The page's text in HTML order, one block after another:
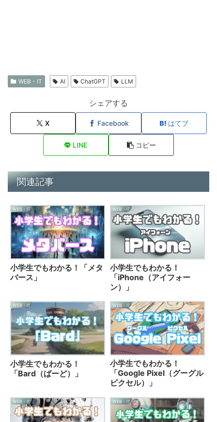
WEB・IT AI ChatGPT LLM
シェアする
X Facebook はてブ
LINE コピー
関連記事
WEB・IT
小学生でもわかる！「メタ
バース」
WEB・IT
小学生でもわかる！
「iPhone（アイフォー
ン）」
WEB・IT
小学生でもわかる！
「Bard（ばーど）」
WEB・IT
小学生でもわかる！
「Google Pixel（グーグル
ピクセル）」
WEB・IT WEB・IT